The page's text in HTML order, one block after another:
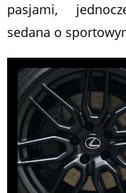
pasjami,
sedana o